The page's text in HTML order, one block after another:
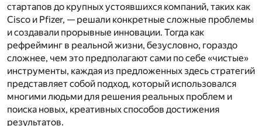
стартапов до крупных устоявшихся компаний, таких как
Cisco и Pfizer, — решали конкретные сложные проблемы
и создавали прорывные инновации. Тогда как
рефрейминг в реальной жизни, безусловно, гораздо
сложнее, чем это предполагают сами по себе «чистые»
инструменты, каждая из предложенных здесь стратегий
представляет собой подход, который использовался
многими людьми для решения реальных проблем и
поиска новых, креативных способов достижения
результатов.